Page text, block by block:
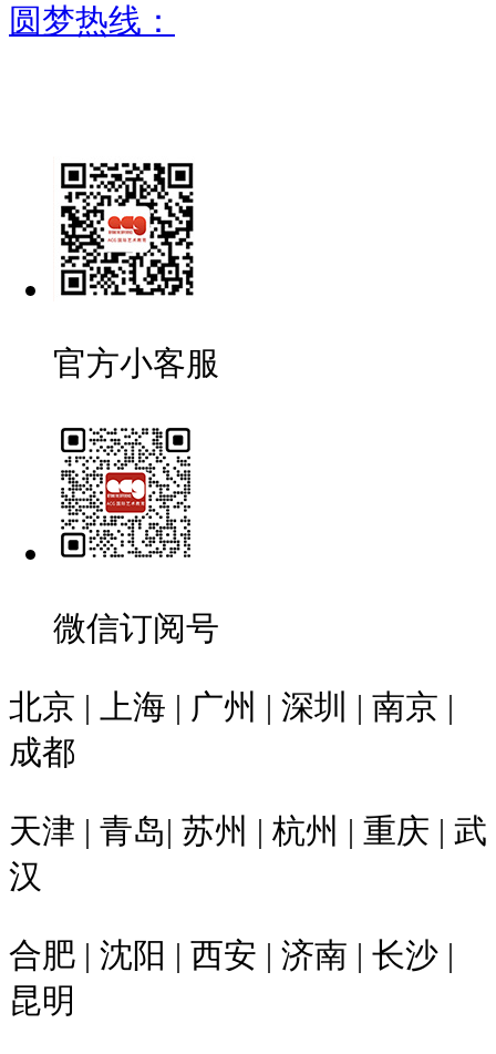
圆梦热线：
官方小客服
微信订阅号
北京 | 上海 | 广州 | 深圳 | 南京 |
成都
天津 | 青岛| 苏州 | 杭州 | 重庆 | 武
汉
合肥 | 沈阳 | 西安 | 济南 | 长沙 |
昆明